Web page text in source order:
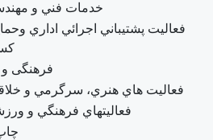
خدمات فني و
فعاليت پشتيباني اجرائي اداري
فرهنگی
فعاليت هاي هنري، سرگرمي و
فعاليتهاي فرهنگي و